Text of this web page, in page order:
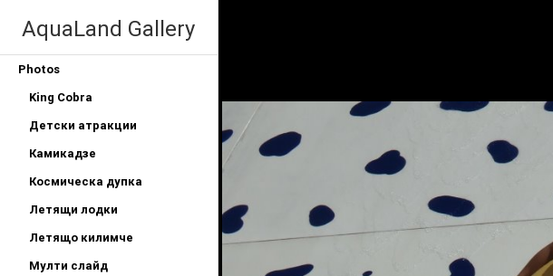
AquaLand Gallery
Photos
King Cobra
Детски атракции
Камикадзе
Космическа дупка
Летящи лодки
Летящо килимче
Мулти слайд